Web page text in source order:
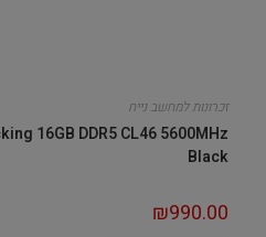
זכרונות למחשב נייח
16GB DDR5 CL46 5600MHz
Black
₪990.00